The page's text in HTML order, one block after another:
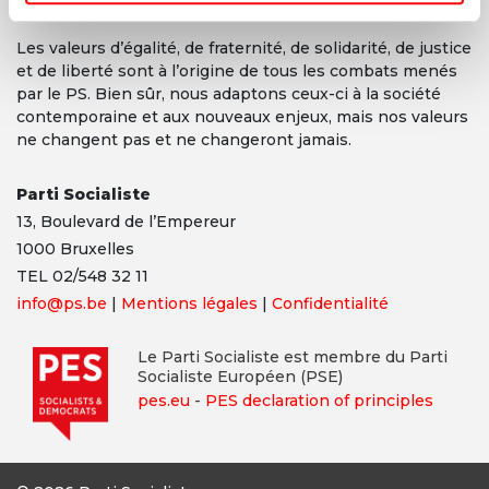
Les valeurs d’égalité, de fraternité, de solidarité, de justice
et de liberté sont à l’origine de tous les combats menés
par le PS. Bien sûr, nous adaptons ceux-ci à la société
contemporaine et aux nouveaux enjeux, mais nos valeurs
ne changent pas et ne changeront jamais.
Parti Socialiste
13, Boulevard de l’Empereur
1000 Bruxelles
TEL 02/548 32 11
info@ps.be | Mentions légales | Confidentialité
Le Parti Socialiste est membre du Parti
Socialiste Européen (PSE)
pes.eu - PES declaration of principles